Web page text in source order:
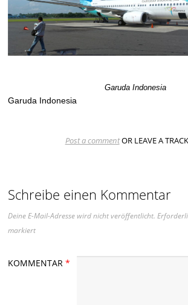
Garuda Indonesia
Garuda Indonesia
Post a commentOR LEAVE A
Schreibe einen Kommentar
Deine E-Mail-Adresse wird nicht veröffentlicht.
markiert
KOMMENTAR*